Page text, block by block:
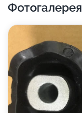
Фотогалерея